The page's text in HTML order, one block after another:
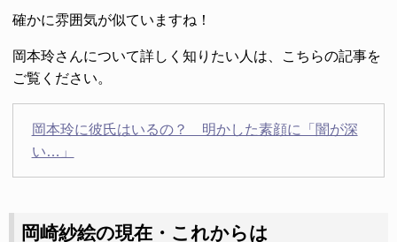
確かに雰囲気が似ていますね！
岡本玲さんについて詳しく知りたい人は、こちらの記事を
ご覧ください。
岡本玲に彼氏はいるの？ 明かした素顔に「闇が深
い…」
岡崎紗絵の現在・これからは